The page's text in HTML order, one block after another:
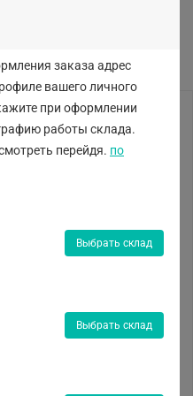
заказа адрес
вашего личного
при оформлении
работы склада.
перейдя. по
Выбрать склад
Выбрать склад